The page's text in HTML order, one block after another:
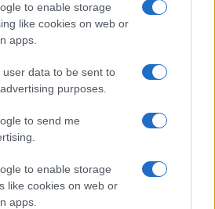
to enable storage
like cookies on web or
apps.
user data to be sent to
purposes.
to send me
to enable storage
like cookies on web or
apps.
- ekkor rántja le a leplet az
hat funkció, amely
a mindennapokat
mégsem tudnak róla
a Galaxy S26 egyik legjobb